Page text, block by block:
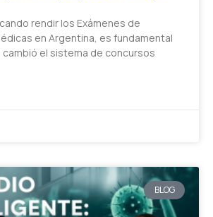
rendir los Exámenes de
en Argentina, es fundamental
el sistema de concursos
BLOG